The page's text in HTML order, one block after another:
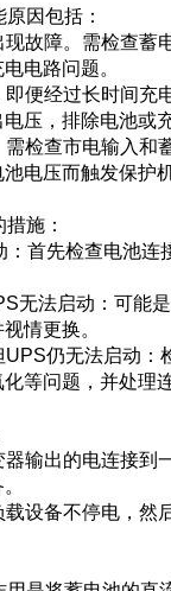
因包括：
现故障。需检查蓄
电路问题。
便经过长时间充
压，排除电池或
检查市电输入和
电压而触发保护机
施：
：首先检查电池连
无法启动：可能
情更换。
仍无法启动：
等问题，并处理
器输出的电连接到
设备不停电，然